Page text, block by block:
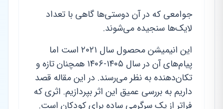
جوامعی که در آن دوستی‌ها گاهی با تعداد
لایک‌ها سنجیده می‌شوند.
این انیمیشن محصول سال ۲۰۲۱ است اما
پیام‌های آن در سال ۱۴۰۵-۱۴۰۶ همچنان تازه و
تکان‌دهنده به نظر می‌رسند. در این مقاله قصد
داریم به بررسی عمیق این اثر بپردازیم. اثری که
فراتر از یک سرگرمی ساده برای کودکان است.